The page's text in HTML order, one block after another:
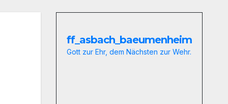
ff_asbach_baeumenheim
Gott zur Ehr, dem Nächsten zur Wehr.